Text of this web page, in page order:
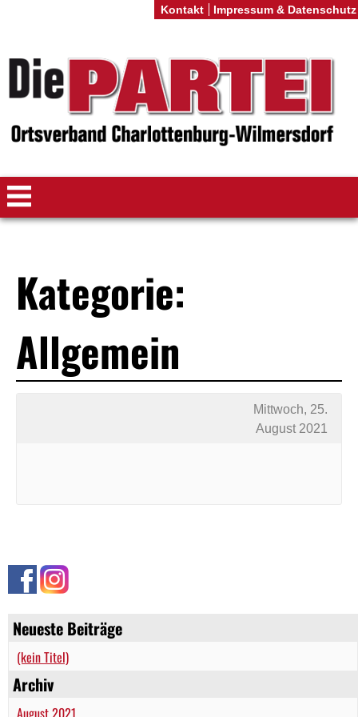
Neueste Beiträge
(kein Titel)
Archiv
August 2021
Kategorie:
Allgemein
Mittwoch, 25.
August 2021
Kontakt Impressum & Datenschutz